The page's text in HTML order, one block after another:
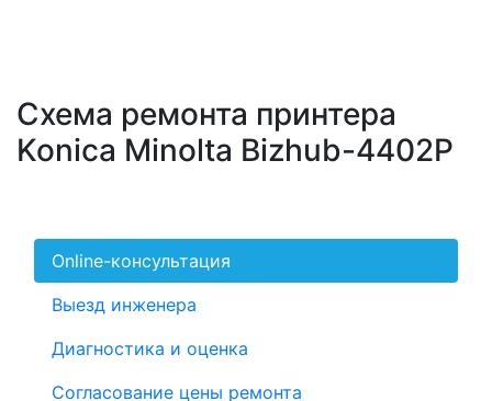
Схема ремонта принтера
Konica Minolta Bizhub-4402P
Online-консультация
Выезд инженера
Диагностика и оценка
Согласование цены ремонта